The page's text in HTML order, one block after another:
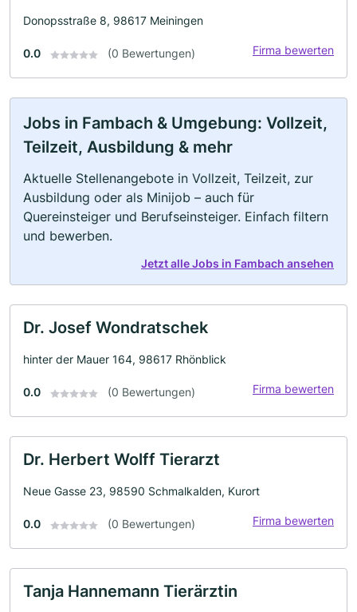
Donopsstraße 8, 98617 Meiningen
0.0 (0 Bewertungen) Firma bewerten
Jobs in Fambach & Umgebung: Vollzeit,
Teilzeit, Ausbildung & mehr
Aktuelle Stellenangebote in Vollzeit, Teilzeit, zur
Ausbildung oder als Minijob – auch für
Quereinsteiger und Berufseinsteiger. Einfach filtern
und bewerben.
Jetzt alle Jobs in Fambach ansehen
Dr. Josef Wondratschek
hinter der Mauer 164, 98617 Rhönblick
0.0 (0 Bewertungen) Firma bewerten
Dr. Herbert Wolff Tierarzt
Neue Gasse 23, 98590 Schmalkalden, Kurort
0.0 (0 Bewertungen) Firma bewerten
Tanja Hannemann Tierärztin